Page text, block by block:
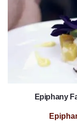
Epiphany